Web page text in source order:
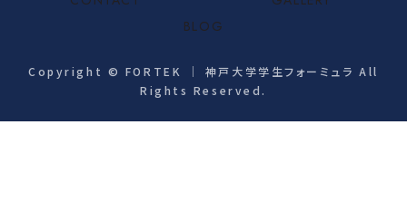
BLOG
Copyright © FORTEK ｜ 神戸大学学生フォーミュラ All
Rights Reserved.